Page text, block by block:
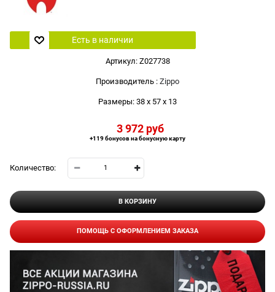
Есть в наличии
Артикул: Z027738
Производитель : Zippo
Размеры: 38 x 57 x 13
3 972 руб
+119 бонусов на бонусную карту
Количество:
В КОРЗИНУ
ПОМОЩЬ С ОФОРМЛЕНИЕМ ЗАКАЗА